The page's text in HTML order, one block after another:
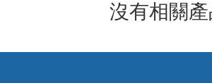
沒有相關